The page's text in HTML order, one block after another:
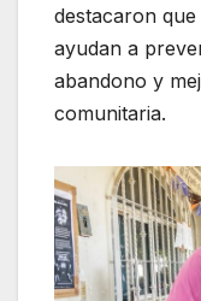
destacaron
ayudan a
abandono y
comunitaria.